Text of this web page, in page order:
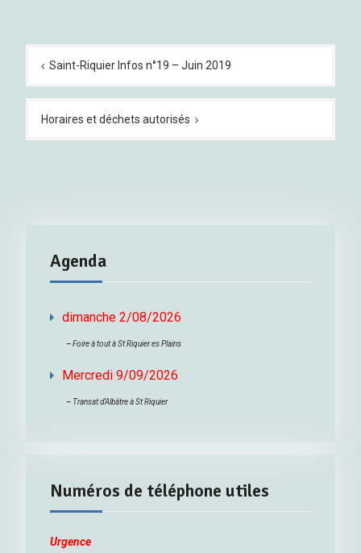
Navigation
de
l’article
Saint-Riquier Infos n°19 – Juin 2019
Horaires et déchets autorisés
Agenda
dimanche 2/08/2026
–Foire à tout à St Riquier es Plains
Mercredi 9/09/2026
– Transat d’Albâtre à St Riquier
Numéros de téléphone utiles
Urgence